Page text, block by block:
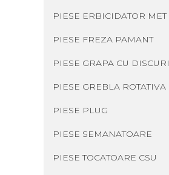
PIESE ERBICIDATOR MET
PIESE FREZA PAMANT
PIESE GRAPA CU DISCURI
PIESE GREBLA ROTATIVA
PIESE PLUG
PIESE SEMANATOARE
PIESE TOCATOARE CSU